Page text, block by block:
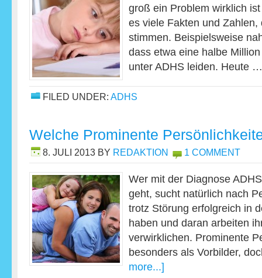
groß ein Problem wirklich
es viele Fakten und Zahlen,
stimmen. Beispielsweise
dass etwa eine halbe
unter ADHS leiden. Heute
FILED UNDER: ADHS
Welche Prominente
8. JULI 2013 BY REDAKTION 1 COMMENT
Wer mit der Diagnose
geht, sucht natürlich nach
trotz Störung erfolgreich in
haben und daran arbeiten
verwirklichen. Prominente
besonders als Vorbilder,
more...]